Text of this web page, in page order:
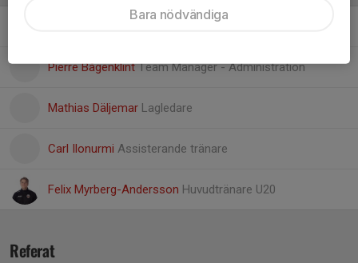
Pierre BågenklintTeam Manager - Administration
Mathias Däljemar Lagledare
Carl Ilonurmi Assisterande tränare
Felix Myrberg-Andersson Huvudtränare U20
Referat
Bara nödvändiga